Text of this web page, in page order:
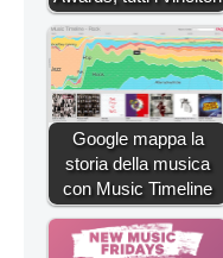
Google mappa la
storia della musica
con Music Timeline